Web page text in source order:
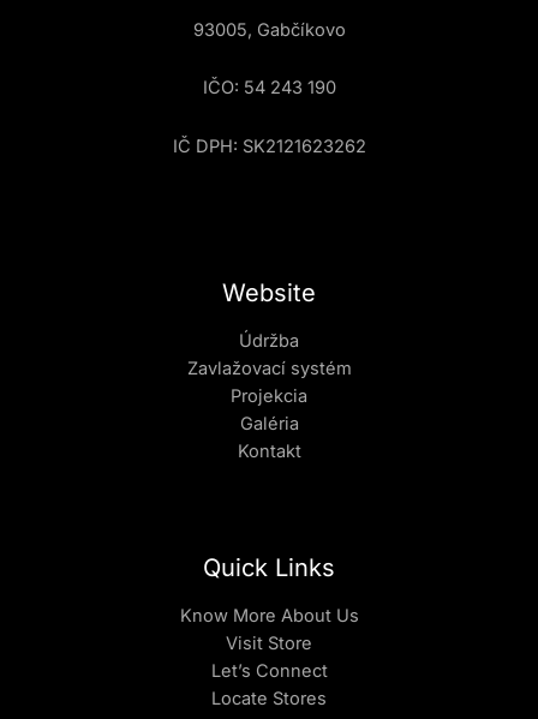
93005, Gabčíkovo
IČO: 54 243 190
IČ DPH: SK2121623262
Website
Údržba
Zavlažovací systém
Projekcia
Galéria
Kontakt
Quick Links
Know More About Us
Visit Store
Let’s Connect
Locate Stores